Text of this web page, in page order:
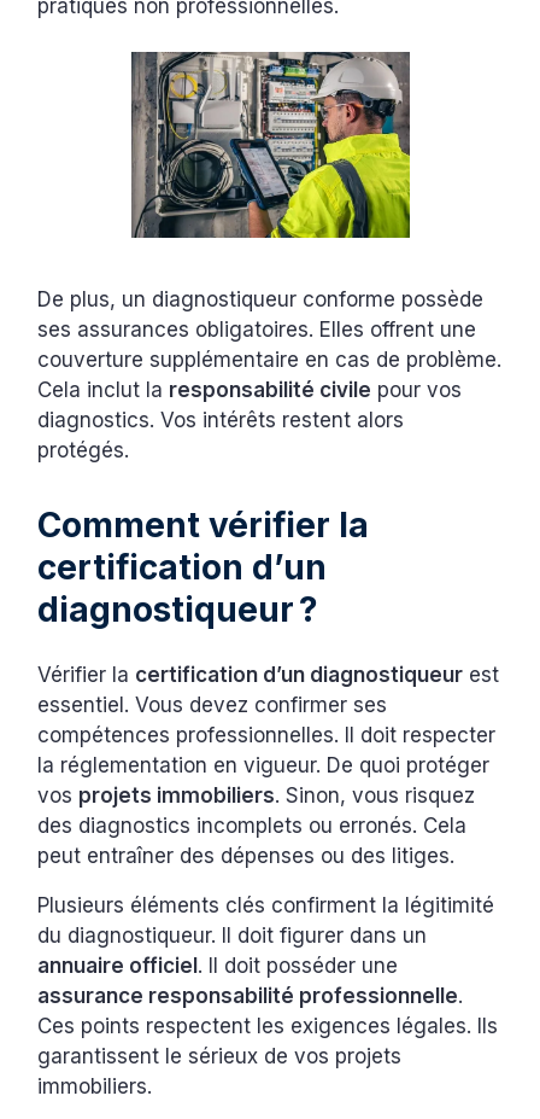
pratiques non professionnelles.
De plus, un diagnostiqueur conforme possède
ses assurances obligatoires. Elles offrent une
couverture supplémentaire en cas de problème.
Cela inclut la responsabilité civile pour vos
diagnostics. Vos intérêts restent alors
protégés.
Comment vérifier la
certification d’un
diagnostiqueur ?
Vérifier la certification d’un diagnostiqueur est
essentiel. Vous devez confirmer ses
compétences professionnelles. Il doit respecter
la réglementation en vigueur. De quoi protéger
vos projets immobiliers. Sinon, vous risquez
des diagnostics incomplets ou erronés. Cela
peut entraîner des dépenses ou des litiges.
Plusieurs éléments clés confirment la légitimité
du diagnostiqueur. Il doit figurer dans un
annuaire officiel . Il doit posséder une
assurance responsabilité professionnelle.
Ces points respectent les exigences légales. Ils
garantissent le sérieux de vos projets
immobiliers.